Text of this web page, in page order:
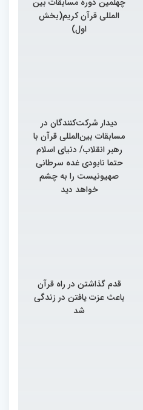
المللی قرآن کریم(بخش
اول)
دیدار شرکت‌کنندگان در
مسابقات بین‌المللی قرآن با
رهبر انقلاب/ دنیای اسلام
حتما نابودی غده سرطانی
صهیونیست را به چشم
خواهد دید
قدم گذاشتن در راه قرآن
باعث عزت یافتن در زندگی
شد